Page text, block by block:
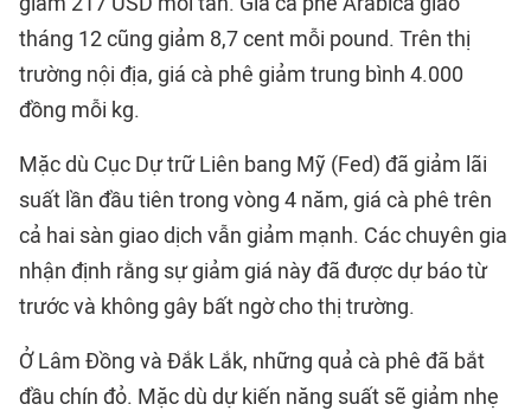
tháng 12 cũng giảm 8,7 cent mỗi pound. Trên thị
trường nội địa, giá cà phê giảm trung bình 4.000
đồng mỗi kg.
Mặc dù Cục Dự trữ Liên bang Mỹ (Fed) đã giảm lãi
suất lần đầu tiên trong vòng 4 năm, giá cà phê trên
cả hai sàn giao dịch vẫn giảm mạnh. Các chuyên gia
nhận định rằng sự giảm giá này đã được dự báo từ
trước và không gây bất ngờ cho thị trường.
Ở Lâm Đồng và Đắk Lắk, những quả cà phê đã bắt
đầu chín đỏ. Mặc dù dự kiến năng suất sẽ giảm nhẹ